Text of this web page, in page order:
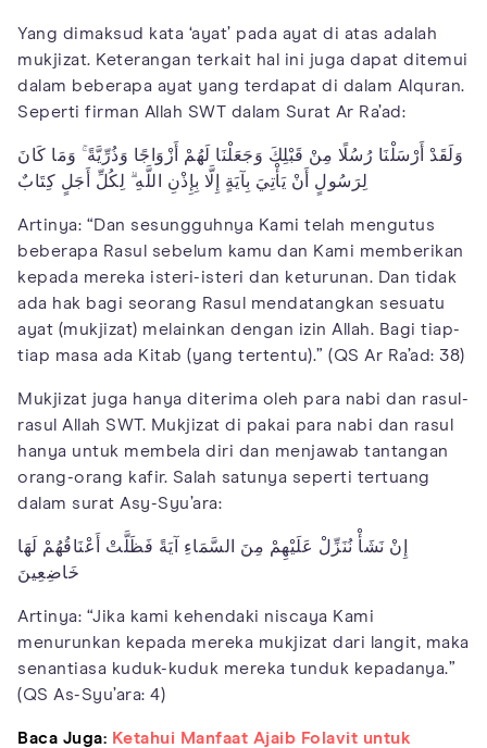
Yang dimaksud kata ‘ayat’ pada ayat di atas adalah
mukjizat. Keterangan terkait hal ini juga dapat ditemui
dalam beberapa ayat yang terdapat di dalam Alquran.
Seperti firman Allah SWT dalam Surat Ar Ra’ad:
وَلَقَدْ أَرْسَلْنَا رُسُلًا مِنْ قَبْلِكَ وَجَعَلْنَا لَهُمْ أَزْوَاجًا وَذُرِّيَّةً ۚ وَمَا كَانَ
لِرَسُولٍ أَنْ يَأْتِيَ بِآيَةٍ إِلَّا بِإِذْنِ اللَّهِ ۗ لِكُلِّ أَجَلٍ كِتَابٌ
Artinya: “Dan sesungguhnya Kami telah mengutus
beberapa Rasul sebelum kamu dan Kami memberikan
kepada mereka isteri-isteri dan keturunan. Dan tidak
ada hak bagi seorang Rasul mendatangkan sesuatu
ayat (mukjizat) melainkan dengan izin Allah. Bagi tiap-
tiap masa ada Kitab (yang tertentu).” (QS Ar Ra’ad: 38)
Mukjizat juga hanya diterima oleh para nabi dan rasul-
rasul Allah SWT. Mukjizat di pakai para nabi dan rasul
hanya untuk membela diri dan menjawab tantangan
orang-orang kafir. Salah satunya seperti tertuang
dalam surat Asy-Syu’ara:
إِنْ نَشَأْ نُنَزِّلْ عَلَيْهِمْ مِنَ السَّمَاءِ آيَةً فَظَلَّتْ أَعْنَاقُهُمْ لَهَا
خَاضِعِينَ
Artinya: “Jika kami kehendaki niscaya Kami
menurunkan kepada mereka mukjizat dari langit, maka
senantiasa kuduk-kuduk mereka tunduk kepadanya.”
(QS As-Syu’ara: 4)
Baca Juga: Ketahui Manfaat Ajaib Folavit untuk